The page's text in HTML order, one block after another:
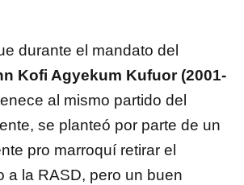
durante el mandato del
Kofi Agyekum Kufuor (2001-
al mismo partido del
se planteó por parte de un
pro marroquí retirar el
a la RASD, pero un buen